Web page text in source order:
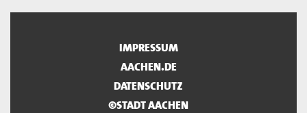
IMPRESSUM
AACHEN.DE
DATENSCHUTZ
©STADT AACHEN